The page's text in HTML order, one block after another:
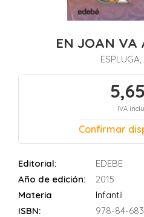
EN JOAN VA
IVA
Confirmar
Editorial:
EDEBE
Año de edición:
2015
Materia
Infantil
ISBN:
978-84-